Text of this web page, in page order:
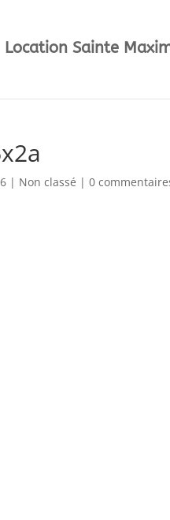
Location Sainte
| Non classé |0